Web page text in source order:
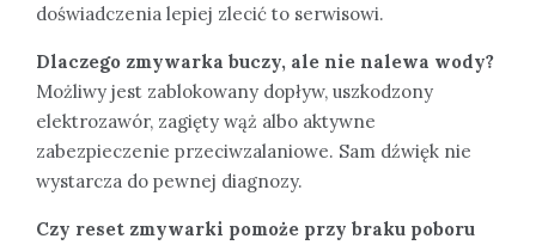
doświadczenia lepiej zlecić to serwisowi.
Dlaczego zmywarka buczy, ale nie nalewa wody?
Możliwy jest zablokowany dopływ, uszkodzony
elektrozawór, zagięty wąż albo aktywne
zabezpieczenie przeciwzalaniowe. Sam dźwięk nie
wystarcza do pewnej diagnozy.
Czy reset zmywarki pomoże przy braku poboru